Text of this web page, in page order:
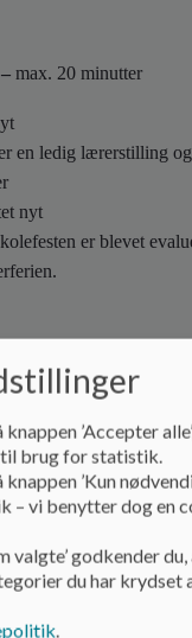
– max. 20 minutter
en ledig lærerstilling
nyt
er blevet
præsentation til den
’Accepter
brug for statistik.
’Kun
– vi benytter dog en
valgte’ godkender
du har krydset
.